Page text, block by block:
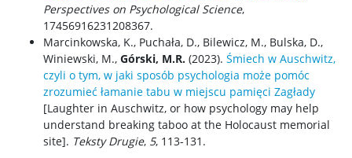
Perspectives on Psychological Science,
17456916231208367.
Marcinkowska, K., Puchała, D., Bilewicz, M., Bulska, D.,
Winiewski, M., Górski, M.R. (2023). Śmiech w Auschwitz,
czyli o tym, w jaki sposób psychologia może pomóc
zrozumieć łamanie tabu w miejscu pamięci Zagłady
[Laughter in Auschwitz, or how psychology may help
understand breaking taboo at the Holocaust memorial
site]. Teksty Drugie, 5, 113-131.